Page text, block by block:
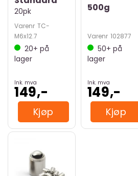
20pk
Varenr TC-
M6x12.7
20+ på
lager
Ink. mva
149,-
Kjøp
500g
Varenr 102877
50+ på
lager
Ink. mva
149,-
Kjøp